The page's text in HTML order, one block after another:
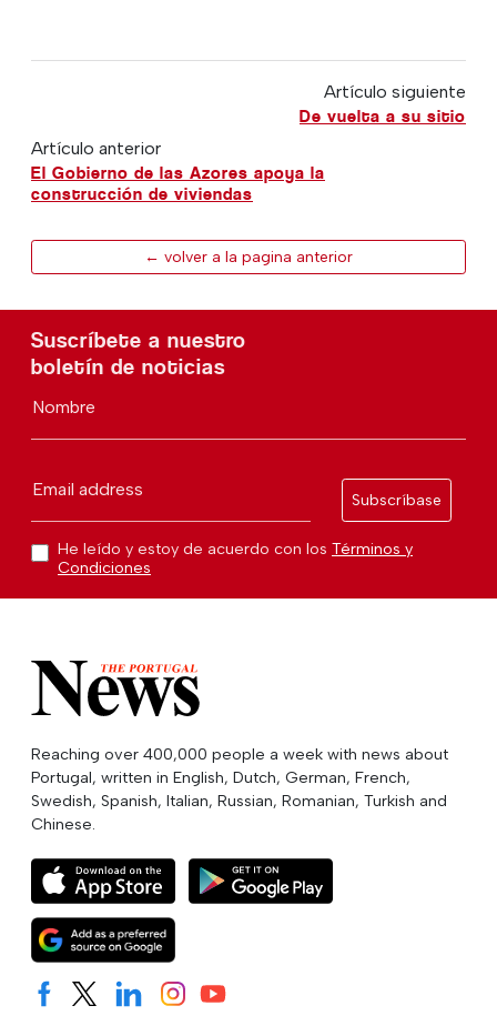
Artículo siguiente
De vuelta a su sitio
Artículo anterior
El Gobierno de las Azores apoya la
construcción de viviendas
← volver a la pagina anterior
Suscríbete a nuestro
boletín de noticias
Nombre
Email address
Subscríbase
He leído y estoy de acuerdo con los Términos y
Condiciones
Reaching over 400,000 people a week with news about
Portugal, written in English, Dutch, German, French,
Swedish, Spanish, Italian, Russian, Romanian, Turkish and
Chinese.